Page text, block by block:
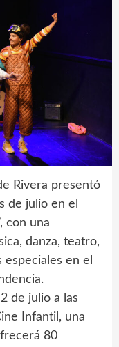
Rivera presentó
de julio en el
con una
danza, teatro,
en el
de julio a las
Infantil, una
80